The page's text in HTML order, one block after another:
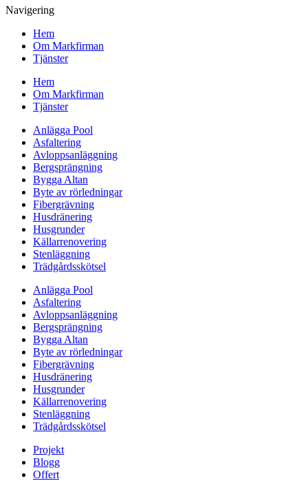
Navigering
Hem
Om Markfirman
Tjänster
Hem
Om Markfirman
Tjänster
Anlägga Pool
Asfaltering
Avloppsanläggning
Bergsprängning
Bygga Altan
Byte av rörledningar
Fibergrävning
Husdränering
Husgrunder
Källarrenovering
Stenläggning
Trädgårdsskötsel
Anlägga Pool
Asfaltering
Avloppsanläggning
Bergsprängning
Bygga Altan
Byte av rörledningar
Fibergrävning
Husdränering
Husgrunder
Källarrenovering
Stenläggning
Trädgårdsskötsel
Projekt
Blogg
Offert